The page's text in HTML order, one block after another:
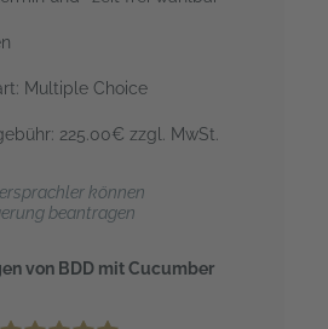
Multiple Choice
225.00€ zzgl. MwSt.
können
beantragen
von BDD mit Cucumber